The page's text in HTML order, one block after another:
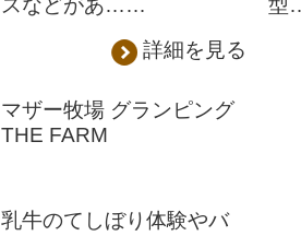
スなどがあ……
詳細を見る
型
マザー牧場 グランピング
THE FARM
乳牛のてしぼり体験やバ